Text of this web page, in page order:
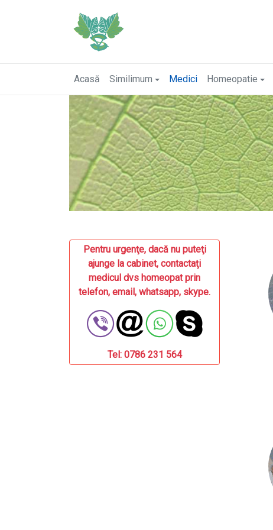
Acasă Similimum Medici Homeopatie
Pentru urgenţe, dacă nu puteţi
ajunge la cabinet, contactaţi
medicul dvs homeopat prin
telefon, email, whatsapp, skype.
Tel: 0786 231 564